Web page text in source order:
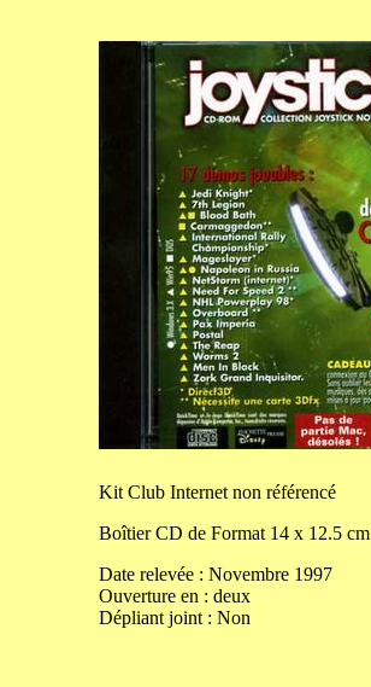
Kit Club Internet non référencé
Boîtier CD de Format 14x 12.5cm
Date relevée : Novembre 1997
Ouverture en : deux
Dépliant joint : Non